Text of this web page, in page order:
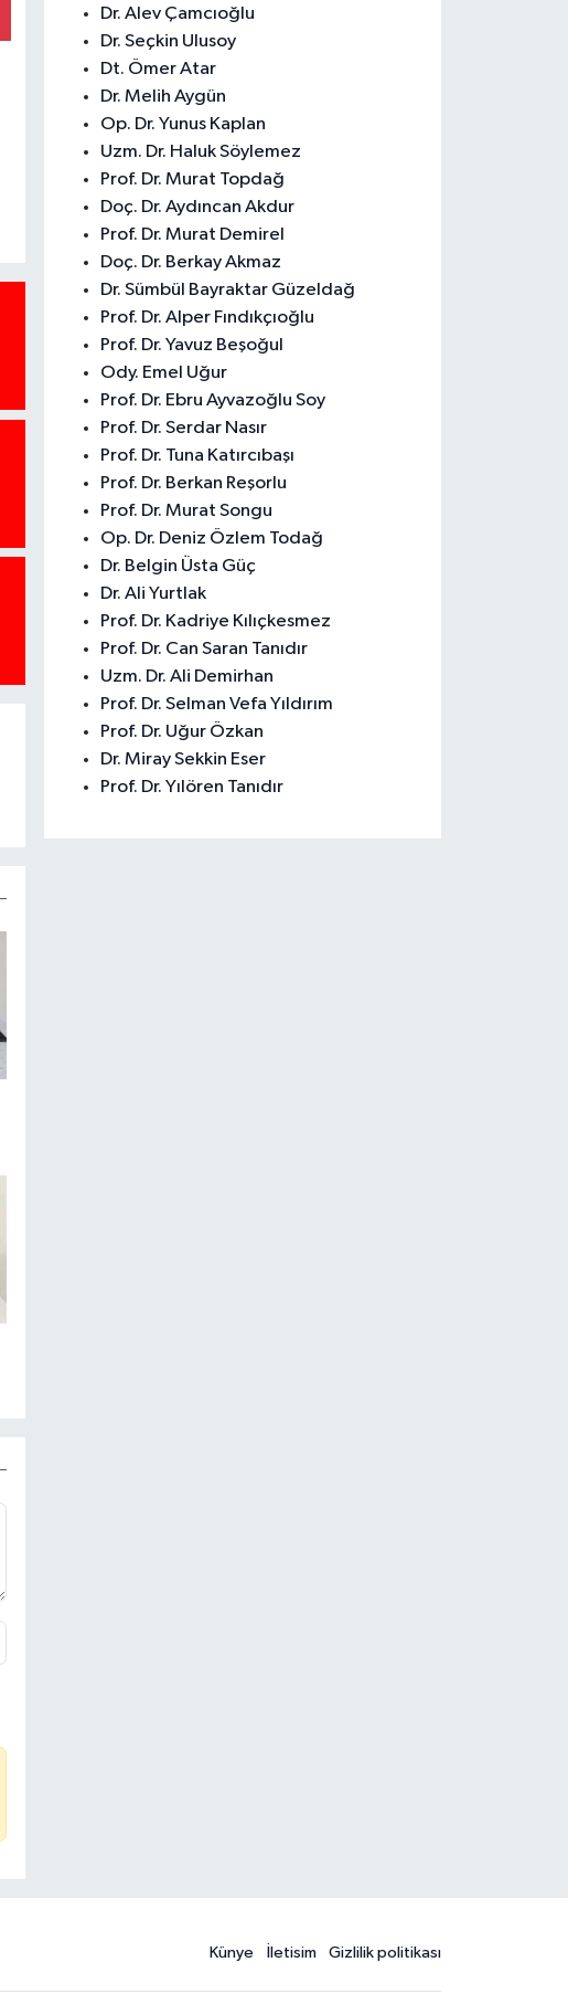
Dr. Alev Çamcıoğlu
Dr. Seçkin Ulusoy
Dt. Ömer Atar
Dr. Melih Aygün
Op. Dr. Yunus Kaplan
Uzm. Dr. Haluk Söylemez
Prof. Dr. Murat Topdağ
Doç. Dr. Aydıncan Akdur
Prof. Dr. Murat Demirel
Doç. Dr. Berkay Akmaz
Dr. Sümbül Bayraktar Güzeldağ
Prof. Dr. Alper Fındıkçıoğlu
Prof. Dr. Yavuz Beşoğul
Ody. Emel Uğur
Prof. Dr. Ebru Ayvazoğlu Soy
Prof. Dr. Serdar Nasır
Prof. Dr. Tuna Katırcıbaşı
Prof. Dr. Berkan Reşorlu
Prof. Dr. Murat Songu
Op. Dr. Deniz Özlem Todağ
Dr. Belgin Üsta Güç
Dr. Ali Yurtlak
Prof. Dr. Kadriye Kılıçkesmez
Prof. Dr. Can Saran Tanıdır
Uzm. Dr. Ali Demirhan
Prof. Dr. Selman Vefa Yıldırım
Prof. Dr. Uğur Özkan
Dr. Miray Sekkin Eser
Prof. Dr. Yılören Tanıdır
Künye İletisim Gizlilik politikası